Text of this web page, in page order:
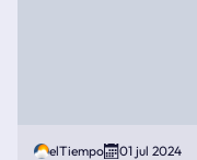
elTiempo 01 jul 2024